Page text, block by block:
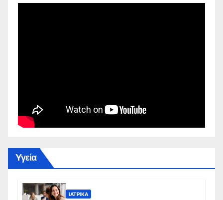
Yγεία
ΙΑΤΡΙΚΆ